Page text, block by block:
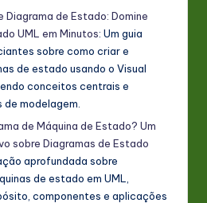
Diagrama de Estado: Domine
UML em Minutos: Um guia
sobre como criar e
de estado usando o Visual
conceitos centrais e
modelagem.
de Máquina de Estado? Um
sobre Diagramas de Estado
aprofundada sobre
de estado em UML,
componentes e aplicações